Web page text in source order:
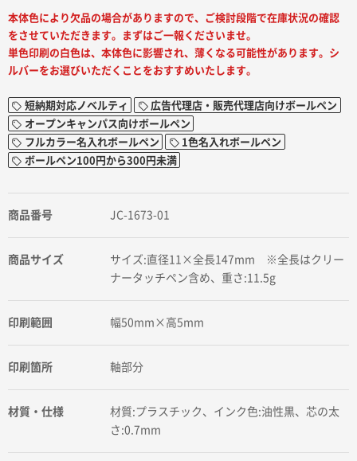
本体色により欠品の場合がありますので、ご検討段階で在庫状況の確認
をさせていただきます。まずはご一報くださいませ。
単色印刷の白色は、本体色に影響され、薄くなる可能性があります。シ
ルバーをお選びいただくことをおすすめいたします。
短納期対応ノベルティ
広告代理店・販売代理店向けボールペン
オープンキャンパス向けボールペン
フルカラー名入れボールペン
1色名入れボールペン
ボールペン100円から300円未満
商品番号 JC-1673-01
商品サイズ
サイズ:直径11×全長147mm ※全長はクリー
ナータッチペン含め、重さ:11.5g
印刷範囲 幅50mm×高5mm
印刷箇所 軸部分
材質・仕様
材質:プラスチック、インク色:油性黒、芯の太
さ:0.7mm